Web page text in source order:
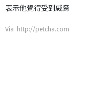
表示他覺得受到威脅
Via http://petcha.com